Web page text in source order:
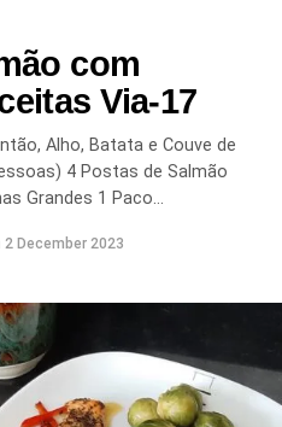
com
Via-17
Alho, Batata e Couve de
4 Postas de Salmão
Grandes 1 Paco…
2 December 2023